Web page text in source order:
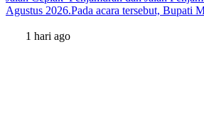
Agustus 2026.Pada acara tersebut, Bupati
1 hari ago